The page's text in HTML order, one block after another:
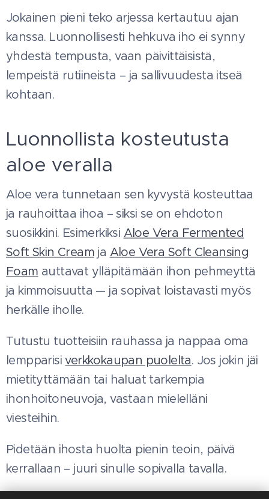
Jokainen pieni teko arjessa kertautuu ajan
kanssa. Luonnollisesti hehkuva iho ei synny
yhdestä tempusta, vaan päivittäisistä,
lempeistä rutiineista – ja sallivuudesta itseä
kohtaan.
Luonnollista kosteutusta
aloe veralla
Aloe vera tunnetaan sen kyvystä kosteuttaa
ja rauhoittaa ihoa – siksi se on ehdoton
suosikkini. Esimerkiksi Aloe Vera Fermented
Soft Skin Cream ja Aloe Vera Soft Cleansing
Foam auttavat ylläpitämään ihon pehmeyttä
ja kimmoisuutta — ja sopivat loistavasti myös
herkälle iholle.
Tutustu tuotteisiin rauhassa ja nappaa oma
lempparisiverkkokaupan puolelta. Jos jokin jäi
mietityttämään tai haluat tarkempia
ihonhoitoneuvoja, vastaan mielelläni
viesteihin.
Pidetään ihosta huolta pienin teoin, päivä
kerrallaan – juuri sinulle sopivalla tavalla. 🌸